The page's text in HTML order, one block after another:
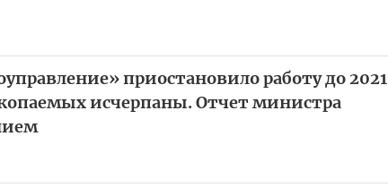
приостановило работу до 2021
исчерпаны. Отчет министра